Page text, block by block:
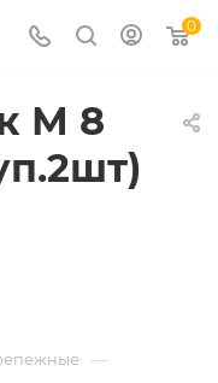
0
М 8
—